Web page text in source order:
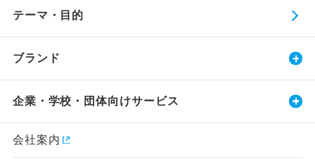
テーマ・目的
ブランド
企業・学校・団体向けサービス
会社案内